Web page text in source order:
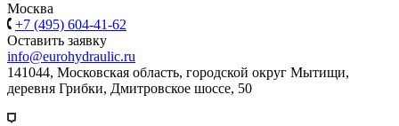
Москва
+7 (495) 604-41-62
Оставить заявку
info@eurohydraulic.ru
141044, Московская область, городской округ Мытищи,
деревня Грибки, Дмитровское шоссе, 50